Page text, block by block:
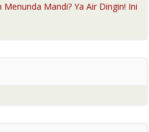
Mandi? Ya Air Dingin! Ini